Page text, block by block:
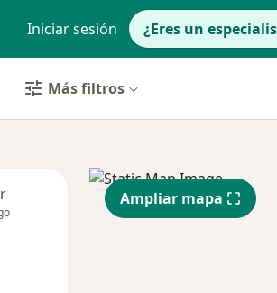
Iniciar sesión ¿Eres un
Más filtros
Jue
13 Ago
Vie
14 Ago
Ampliar mapa